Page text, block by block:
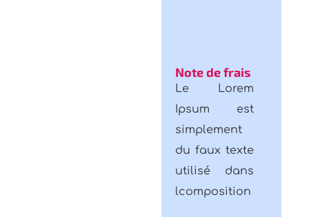
Ipsum est
simplement
du faux texte
utilisé dans
lcomposition